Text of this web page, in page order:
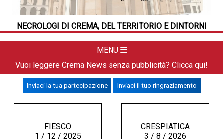
NECROLOGI DI CREMA, DEL TERRITORIO E DINTORNI
MENU
DAL TERRITORIO
APPUNTAMENTI
Vuoi leggere Crema News senza pubblicità? Clicca qui!
Inviaci la tua partecipazione Inviaci il tuo ringraziamento
FIESCO
1 / 12 / 2025
CRESPIATICA
3 / 8 / 2026